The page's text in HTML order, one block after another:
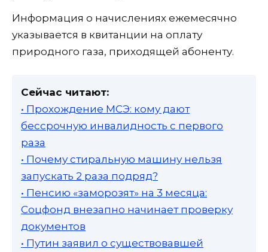
Информация о начислениях ежемесячно
указывается в квитанции на оплату
природного газа, приходящей абоненту.
Сейчас читают:
• Прохождение МСЭ: кому дают
бессрочную инвалидность с первого
раза
• Почему стиральную машину нельзя
запускать 2 раза подряд?
• Пенсию «заморозят» на 3 месяца:
Соцфонд внезапно начинает проверку
документов
• Путин заявил о существовавшей